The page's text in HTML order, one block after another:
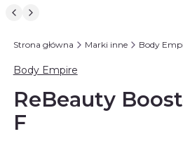
Strona główna Marki inne Body
Body Empire
ReBeauty
F